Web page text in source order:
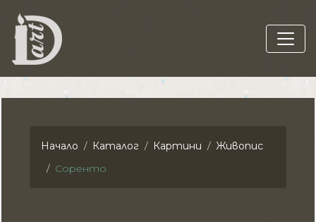
Начало Каталог Картини
Живопис
Соренто